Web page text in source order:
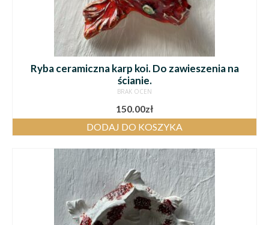
Ryba ceramiczna karp koi. Do zawieszenia na
ścianie.
BRAK OCEN
150.00zł
DODAJ DO KOSZYKA